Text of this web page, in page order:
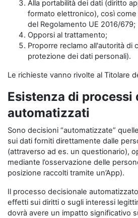
Alla portabilità dei dati (diritto
formato elettronico), così come
del Regolamento UE 2016/679;
Opporsi al trattamento;
Proporre reclamo all'autorità di
protezione dei dati personali).
Le richieste vanno rivolte al Titolare
Esistenza di processi
automatizzati
Sono decisioni “automatizzate”
sui dati forniti direttamente dalle
(attraverso ad es. un questionario),
mediante l’osservazione delle
posizione raccolti tramite un’App).
Il processo decisionale
effetti sui diritti o sugli interessi
dovrà avere un impatto significativo